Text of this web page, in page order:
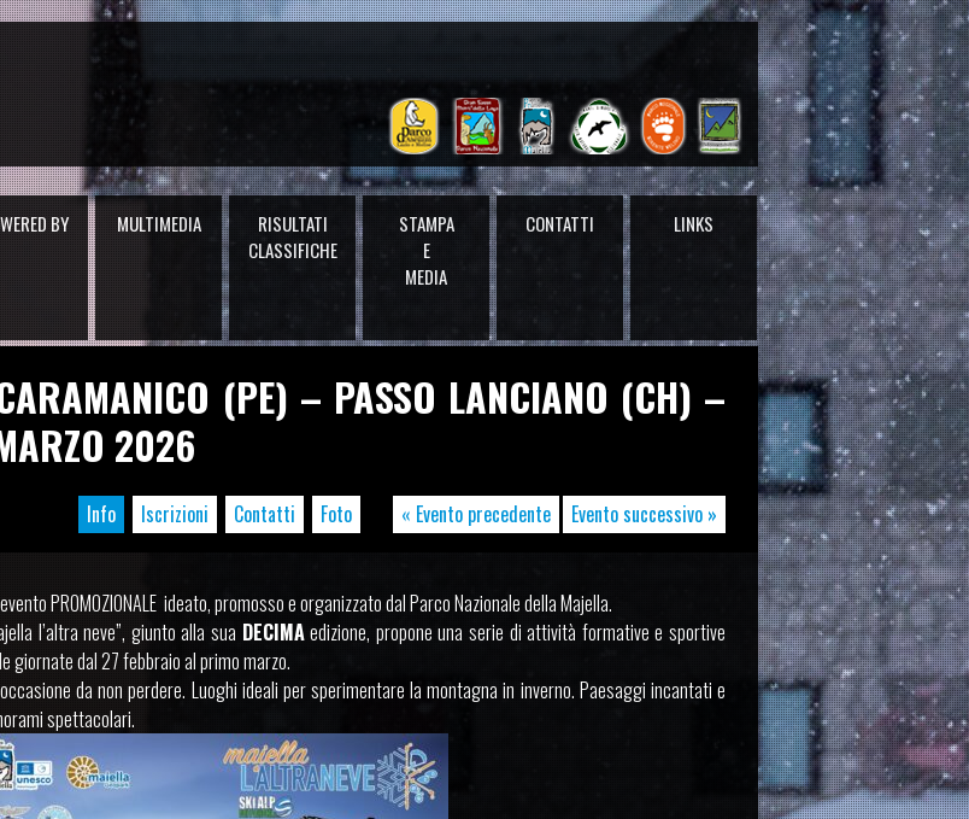
BY MULTIMEDIA
RISULTATI
CLASSIFICHE
STAMPA
E
MEDIA
CONTATTI LINKS
(PE) – PASSO LANCIANO (CH) –
2026
Info Iscrizioni Contatti Foto « Evento precedente Evento successivo »
PROMOZIONALE ideato, promosso e organizzato dal Parco Nazionale della Majella.
l’altra neve”, giunto alla sua DECIMAedizione, propone una serie di attività formative e sportive
giornate dal 27 febbraio al primo marzo.
da non perdere. Luoghi ideali per sperimentare la montagna in inverno. Paesaggi incantati e
spettacolari.